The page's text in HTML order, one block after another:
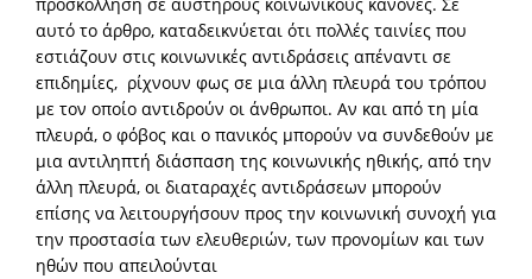
αυτό το άρθρο, καταδεικνύεται ότι πολλές ταινίες που
εστιάζουν στις κοινωνικές αντιδράσεις απέναντι σε
επιδημίες, ρίχνουν φως σε μια άλλη πλευρά του τρόπου
με τον οποίο αντιδρούν οι άνθρωποι. Αν και από τη μία
πλευρά, ο φόβος και ο πανικός μπορούν να συνδεθούν με
μια αντιληπτή διάσπαση της κοινωνικής ηθικής, από την
άλλη πλευρά, οι διαταραχές αντιδράσεων μπορούν
επίσης να λειτουργήσουν προς την κοινωνική συνοχή για
την προστασία των ελευθεριών, των προνομίων και των
ηθών που απειλούνται